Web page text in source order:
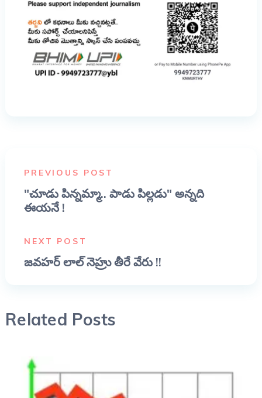
PREVIOUS POST
"చూడు పిన్నమ్మా.. పాడు పిల్లడు" అన్నది
ఈయనే !
NEXT POST
జవహర్ లాల్ నెహ్రు తీరే వేరు !!
Related Posts